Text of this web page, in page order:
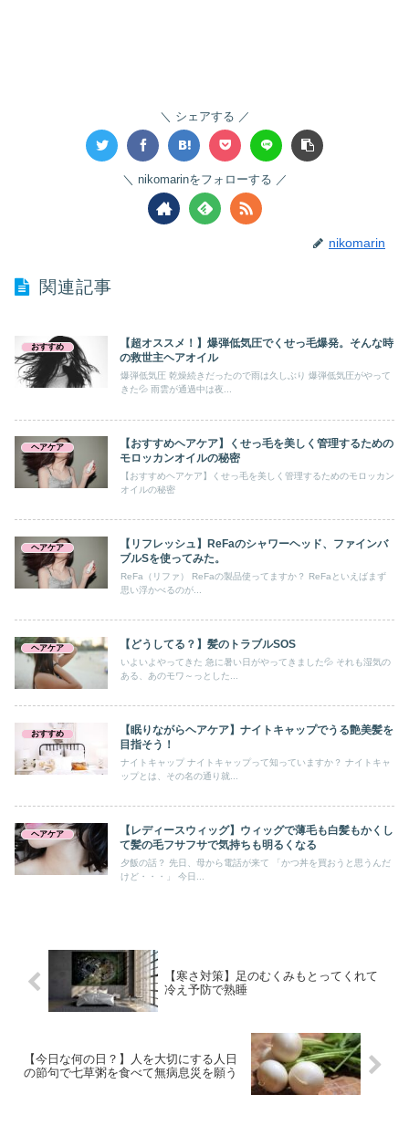
シェアする
nikomarinをフォローする
nikomarin
関連記事
おすすめ
【超オススメ！】爆弾低気圧でくせっ毛爆発。そんな時
の救世主ヘアオイル
爆弾低気圧 乾燥続きだったので雨は久しぶり 爆弾低気圧がやって
きた💦 雨雲が通過中は夜...
ヘアケア
【おすすめヘアケア】くせっ毛を美しく管理するための
モロッカンオイルの秘密
【おすすめヘアケア】くせっ毛を美しく管理するためのモロッカン
オイルの秘密
ヘアケア
【リフレッシュ】ReFaのシャワーヘッド、ファインバ
ブルSを使ってみた。
ReFa（リファ） ReFaの製品使ってますか？ ReFaといえばまず
思い浮かべるのが...
ヘアケア 【どうしてる？】髪のトラブルSOS
いよいよやってきた 急に暑い日がやってきました💦 それも湿気の
ある、あのモワ～っとした...
おすすめ
【眠りながらヘアケア】ナイトキャップでうる艶美髪を
目指そう！
ナイトキャップ ナイトキャップって知っていますか？ ナイトキャ
ップとは、その名の通り就...
ヘアケア
【レディースウィッグ】ウィッグで薄毛も白髪もかくし
て髪の毛フサフサで気持ちも明るくなる
夕飯の話？ 先日、母から電話が来て 「かつ丼を買おうと思うんだ
けど・・・」 今日...
【寒さ対策】足のむくみもとってくれて
冷え予防で熟睡
【今日な何の日？】人を大切にする人日
の節句で七草粥を食べて無病息災を願う